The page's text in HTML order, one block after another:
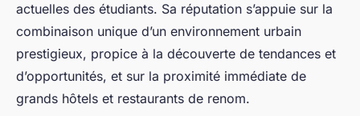
actuelles des étudiants. Sa réputation s’appuie sur la
combinaison unique d’un environnement urbain
prestigieux, propice à la découverte de tendances et
d’opportunités, et sur la proximité immédiate de
grands hôtels et restaurants de renom.